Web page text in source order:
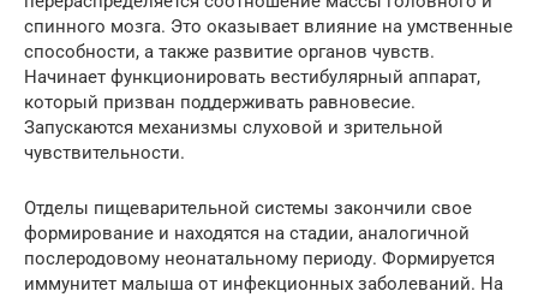
спинного мозга. Это оказывает влияние на умственные
способности, а также развитие органов чувств.
Начинает функционировать вестибулярный аппарат,
который призван поддерживать равновесие.
Запускаются механизмы слуховой и зрительной
чувствительности.
Отделы пищеварительной системы закончили свое
формирование и находятся на стадии, аналогичной
послеродовому неонатальному периоду. Формируется
иммунитет малыша от инфекционных заболеваний. На